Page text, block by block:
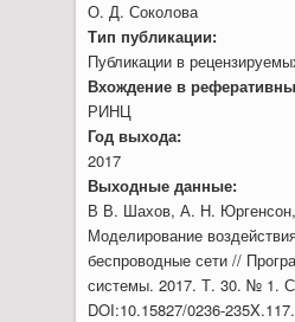
О. Д. Соколова
Тип публикации:
Публикации в
Вхождение в
РИНЦ
Год выхода:
2017
Выходные данные:
В В. Шахов, А. Н.
Моделирование
беспроводные сети //
системы. 2017. Т. 30. № 1.
DOI:10.15827/0236-